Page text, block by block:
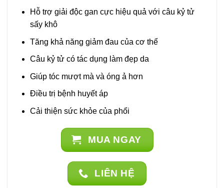
Hỗ trợ giải độc gan cực hiệu quả với câu kỷ tử
sấy khô
Tăng khả năng giảm đau của cơ thể
Câu kỷ tử có tác dụng làm đẹp da
Giúp tóc mượt mà và óng ả hơn
Điều trị bệnh huyết áp
Cải thiện sức khỏe của phổi
MUA NGAY
LIÊN HỆ